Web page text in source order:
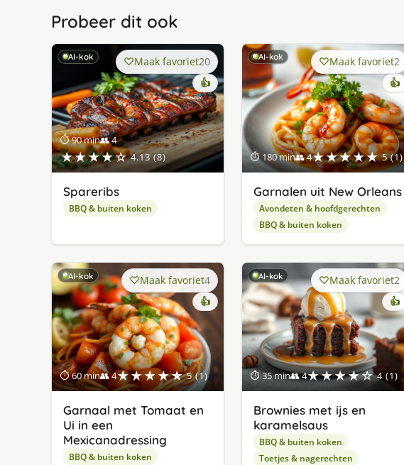
Probeer dit ook
AI-kok
⏱ 90 min👥 4
★★★★☆ 4.13 (8)
Maak favoriet20
👍
Spareribs
BBQ & buiten koken
AI-kok
⏱ 180 min👥 4★★★★★ 5 (1)
Maak favoriet2
👍
Garnalen uit New Orleans
Avondeten & hoofdgerechten
BBQ & buiten koken
AI-kok
⏱ 60 min👥 4★★★★★ 5 (1)
Maak favoriet4
👍
Garnaal met Tomaat en
Ui in een
Mexicanadressing
BBQ & buiten koken
AI-kok
⏱ 35 min👥 4★★★★☆ 4 (1)
Maak favoriet2
👍
Brownies met ijs en
karamelsaus
BBQ & buiten koken
Toetjes & nagerechten